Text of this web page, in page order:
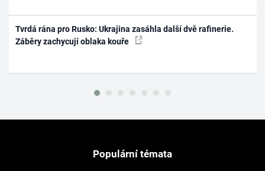
Tvrdá rána pro Rusko: Ukrajina zasáhla další dvě rafinerie.
Záběry zachycují oblaka kouře
Populární témata